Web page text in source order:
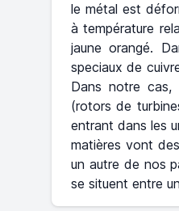
le métal est
à température
jaune orangé.
speciaux de
Dans notre cas,
(rotors de
entrant dans les
matières vont
un autre de nos
se situent entre